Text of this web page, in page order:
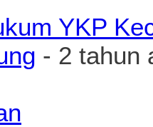
YKP
- 2 tahun